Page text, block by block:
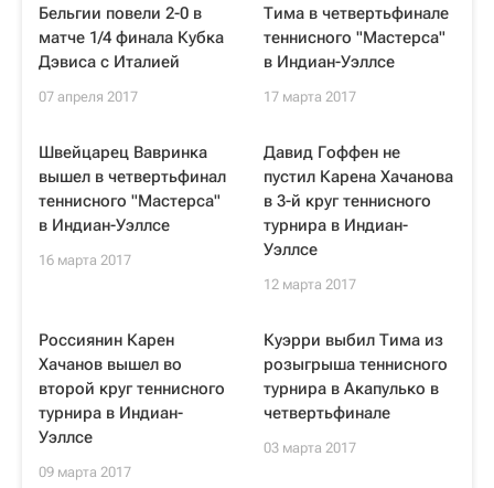
Бельгии повели 2-0 в
матче 1/4 финала Кубка
Дэвиса с Италией
07 апреля 2017
Тима в четвертьфинале
теннисного "Мастерса"
в Индиан-Уэллсе
17 марта 2017
Швейцарец Вавринка
вышел в четвертьфинал
теннисного "Мастерса"
в Индиан-Уэллсе
16 марта 2017
Давид Гоффен не
пустил Карена Хачанова
в 3-й круг теннисного
турнира в Индиан-
Уэллсе
12 марта 2017
Россиянин Карен
Хачанов вышел во
второй круг теннисного
турнира в Индиан-
Уэллсе
09 марта 2017
Куэрри выбил Тима из
розыгрыша теннисного
турнира в Акапулько в
четвертьфинале
03 марта 2017